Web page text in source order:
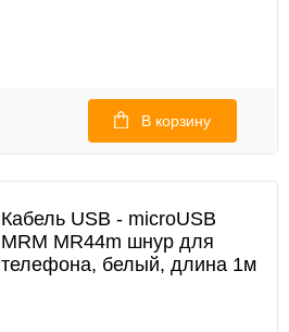
В корзину
Кабель USB - microUSB
MRM MR44m шнур для
телефона, белый, длина 1м